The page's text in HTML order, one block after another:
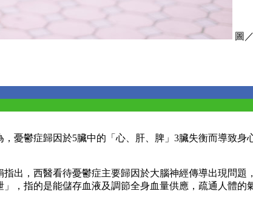
圖
憂鬱症歸因於5臟中的「心、肝、脾」3臟失衡而導致
出，西醫看待憂鬱症主要歸因於大腦神經傳導出現問
，指的是能儲存血液及調節全身血量供應，疏通人體的